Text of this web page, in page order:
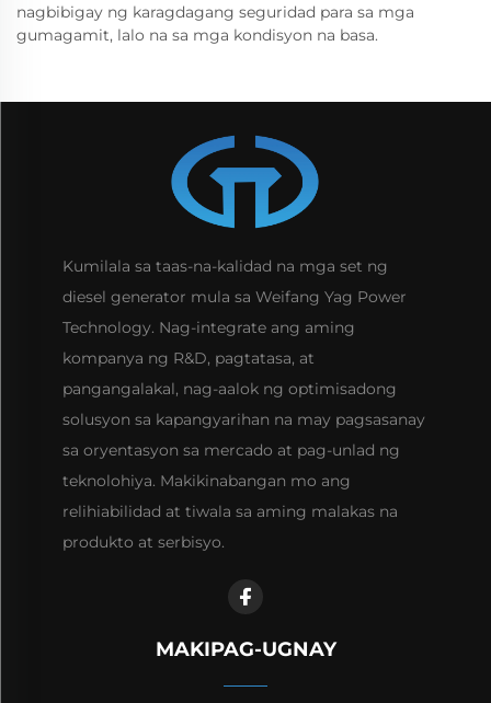
nagbibigay ng karagdagang seguridad para sa mga
gumagamit, lalo na sa mga kondisyon na basa.
Kumilala sa taas-na-kalidad na mga set ng
diesel generator mula sa Weifang Yag Power
Technology. Nag-integrate ang aming
kompanya ng R&D, pagtatasa, at
pangangalakal, nag-aalok ng optimisadong
solusyon sa kapangyarihan na may pagsasanay
sa oryentasyon sa mercado at pag-unlad ng
teknolohiya. Makikinabangan mo ang
relihiabilidad at tiwala sa aming malakas na
produkto at serbisyo.
MAKIPAG-UGNAY